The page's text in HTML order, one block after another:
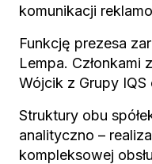
komunikacji
Funkcję prezesa
Lempa. Członkami
Wójcik z Grupy IQS
Struktury obu
analityczno –
kompleksowej